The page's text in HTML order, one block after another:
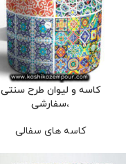
کاسه و لیوان طرح سنتی
،سفارشی
کاسه های سفالی